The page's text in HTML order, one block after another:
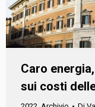
Caro
sui costi